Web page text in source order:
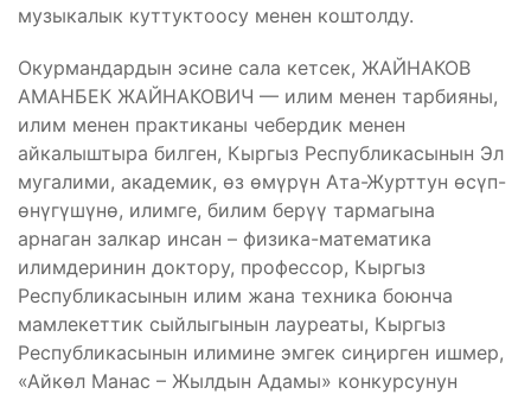
музыкалык куттуктоосу менен коштолду.
Окурмандардын эсине сала кетсек, ЖАЙНАКОВ
АМАНБЕК ЖАЙНАКОВИЧ — илим менен тарбияны,
илим менен практиканы чебердик менен
айкалыштыра билген, Кыргыз Республикасынын Эл
мугалими, академик, өз өмүрүн Ата-Журттун өсүп-
өнүгүшүнө, илимге, билим берүү тармагына
арнаган залкар инсан – физика-математика
илимдеринин доктору, профессор, Кыргыз
Республикасынын илим жана техника боюнча
мамлекеттик сыйлыгынын лауреаты, Кыргыз
Республикасынын илимине эмгек сиңирген ишмер,
«Айкөл Манас – Жылдын Адамы» конкурсунун